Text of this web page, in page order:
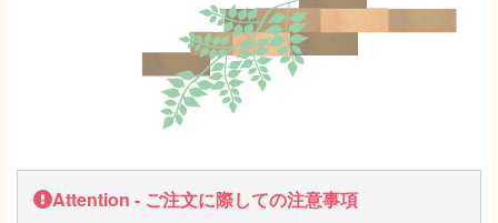
Attention - ご注文に際しての注意事項